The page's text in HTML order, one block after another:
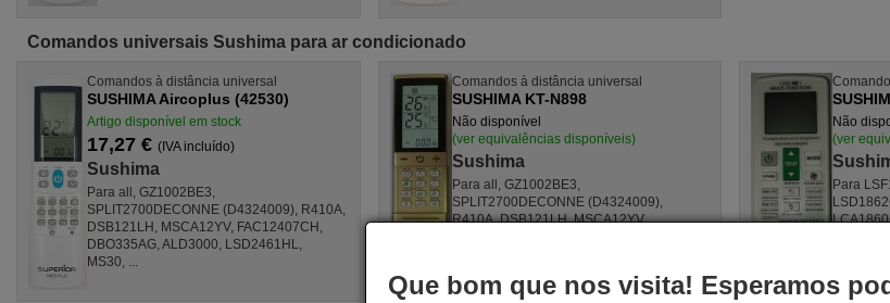
Comandos universais Sushima para ar condicionado
Comandos à distância universal
SUSHIMA Aircoplus (42530)
Artigo disponível em stock
17,27 € (IVA incluído)
Sushima
Para all, GZ1002BE3,
SPLIT2700DECONNE (D4324009), R410A,
DSB121LH, MSCA12YV, FAC12407CH,
DBO335AG, ALD3000, LSD2461HL,
MS30, ...
Comandos à distância universal
SUSHIMA KT-N898
Não disponível
(ver equivalências disponíveis)
Sushima
Para all, GZ1002BE3,
SPLIT2700DECONNE (D4324009),
R410A, DSB121LH, MSCA12YV,
Não
(ver
Para
Que bom que nos visita! Esperamos